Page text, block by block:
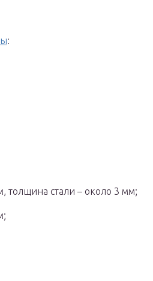
:
толщина стали – около 3 мм;